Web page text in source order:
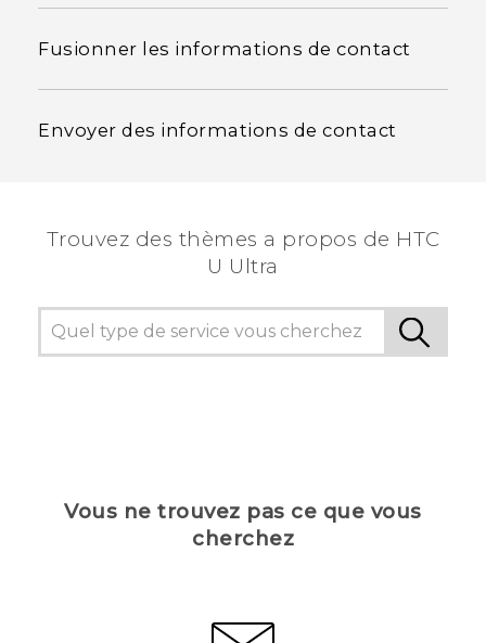
Fusionner les informations de contact
Envoyer des informations de contact
Trouvez des thèmes a propos de HTC
U Ultra
Vous ne trouvez pas ce que vous
cherchez